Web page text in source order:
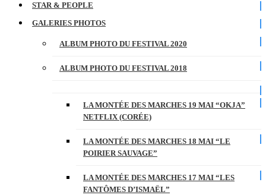
STAR & PEOPLE
GALERIES PHOTOS
ALBUM PHOTO DU FESTIVAL 2020
ALBUM PHOTO DU FESTIVAL 2018
LA MONTÉE DES MARCHES 19 MAI “OKJA”
NETFLIX (CORÉE)
LA MONTÉE DES MARCHES 18 MAI “LE
POIRIER SAUVAGE”
LA MONTÉE DES MARCHES 17 MAI “LES
FANTÔMES D’ISMAËL”